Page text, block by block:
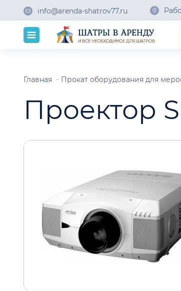
info@arenda-shatrov77.ru
Главная Прокат оборудования для
Проектор